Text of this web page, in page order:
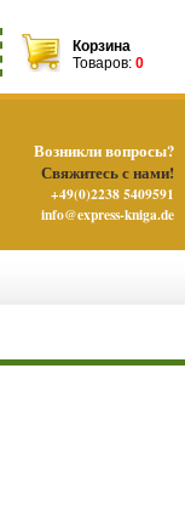
Корзина
Товаров: 0
Возникли вопросы?
Свяжитесь с нами!
+49(0)2238 5409591
info@express-kniga.de